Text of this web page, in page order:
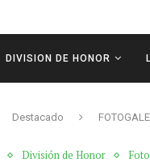
DIVISION DE HONOR
Destacado
División de Honor